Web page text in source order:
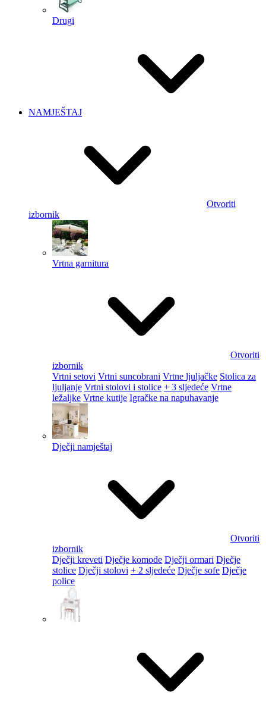
Drugi
NAMJEŠTAJ
Otvoriti
izbornik
Vrtna garnitura
Otvoriti
izbornik
Vrtni setovi Vrtni suncobrani Vrtne ljuljačke Stolica za
ljuljanje Vrtni stolovi i stolice + 3 sljedeće Vrtne
ležaljke Vrtne kutije Igračke na napuhavanje
Dječji namještaj
Otvoriti
izbornik
Dječji kreveti Dječje komode Dječji ormari Dječje
stolice Dječji stolovi + 2 sljedeće Dječje sofe Dječje
police